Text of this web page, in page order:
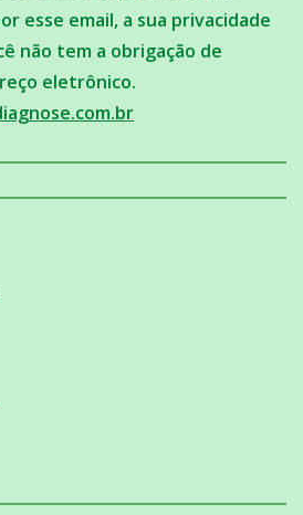
esse email, a sua privacidade
não tem a obrigação de
eletrônico.